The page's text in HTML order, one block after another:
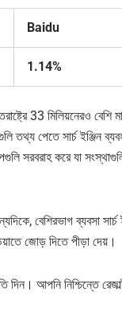
Baidu
1.14%
33 মিলিয়নেরও
তথ্য পেতে সার্চ ইঞ্জিন
সরবরাহ করে যা
বেশিরভাগ ব্যবসা
জোড় দিতে পীড়া দেয়।
দিন। আপনি নিশ্চিন্তে